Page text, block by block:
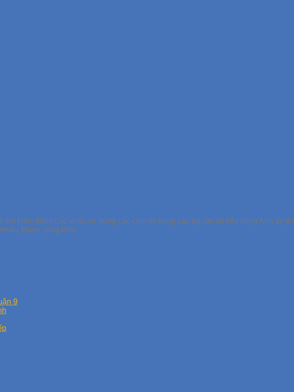
kiếm thêm các ví dụ sử dụng các cụm từ trong các nguồn tài liệu tiếng Anh uy
thành công lớn!
9